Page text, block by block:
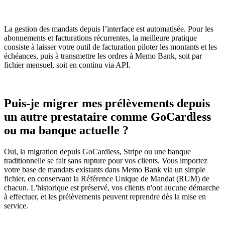
La gestion des mandats depuis l’interface est automatisée. Pour les
abonnements et facturations récurrentes, la meilleure pratique
consiste à laisser votre outil de facturation piloter les montants et les
échéances, puis à transmettre les ordres à Memo Bank, soit par
fichier mensuel, soit en continu via API.
Puis-je migrer mes prélèvements depuis
un autre prestataire comme GoCardless
ou ma banque actuelle ?
Oui, la migration depuis GoCardless, Stripe ou une banque
traditionnelle se fait sans rupture pour vos clients. Vous importez
votre base de mandats existants dans Memo Bank via un simple
fichier, en conservant la Référence Unique de Mandat (RUM) de
chacun. L'historique est préservé, vos clients n'ont aucune démarche
à effectuer, et les prélèvements peuvent reprendre dès la mise en
service.